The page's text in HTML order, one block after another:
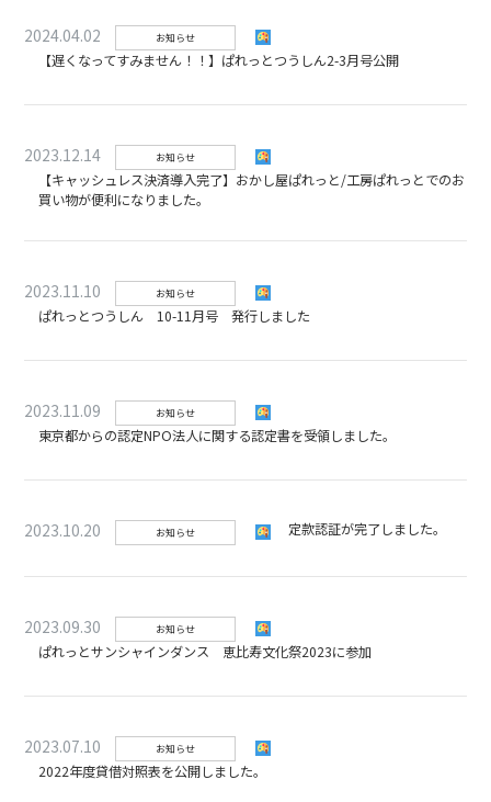
2024.04.02 お知らせ
【遅くなってすみません！！】ぱれっとつうしん2-3月号公開
2023.12.14 お知らせ
【キャッシュレス決済導入完了】おかし屋ぱれっと/工房ぱれっとでのお
買い物が便利になりました。
2023.11.10 お知らせ
ぱれっとつうしん 10-11月号 発行しました
2023.11.09 お知らせ
東京都からの認定NPO法人に関する認定書を受領しました。
2023.10.20 お知らせ 定款認証が完了しました。
2023.09.30 お知らせ
ぱれっとサンシャインダンス 恵比寿文化祭2023に参加
2023.07.10 お知らせ
2022年度貸借対照表を公開しました。